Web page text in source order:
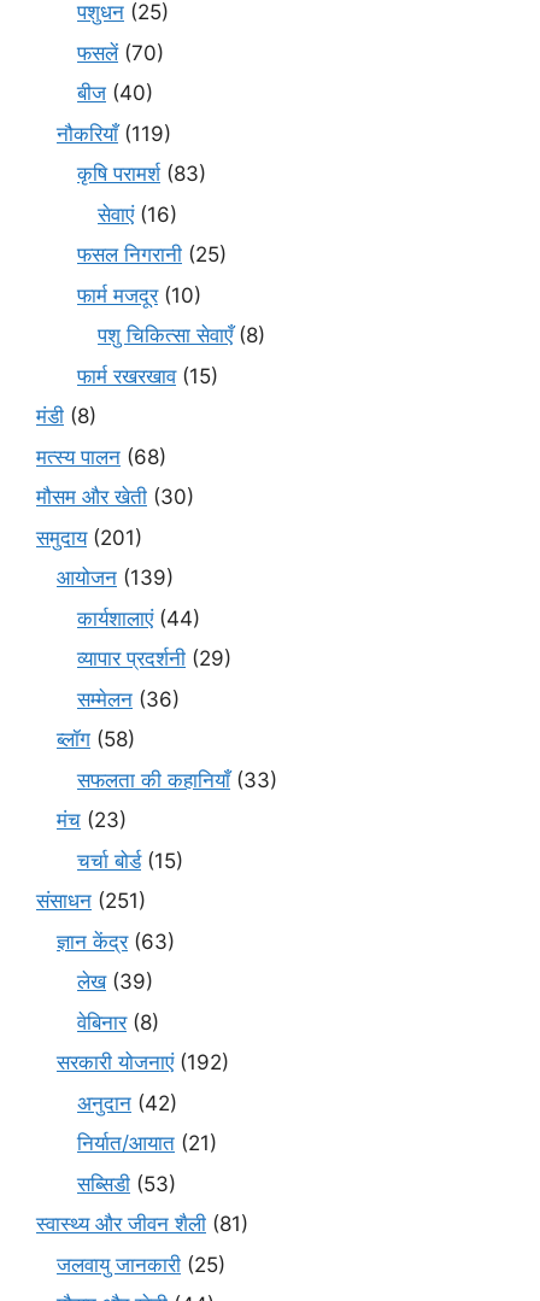
पशुधन (25)
फसलें(70)
बीज (40)
नौकरियाँ(119)
कृषि परामर्श(83)
सेवाएं(16)
फसल निगरानी (25)
फार्म मजदूर(10)
पशु चिकित्सा सेवाएँ(8)
फार्म रखरखाव(15)
मंडी (8)
मत्स्य पालन (68)
मौसम और खेती (30)
समुदाय(201)
आयोजन (139)
कार्यशालाएं(44)
व्यापार प्रदर्शनी (29)
सम्मेलन (36)
ब्लॉग (58)
सफलता की कहानियाँ(33)
मंच (23)
चर्चा बोर्ड(15)
संसाधन (251)
ज्ञान केंद्र(63)
लेख(39)
वेबिनार(8)
सरकारी योजनाएं(192)
अनुदान (42)
निर्यात/आयात (21)
सब्सिडी (53)
स्वास्थ्य और जीवन शैली (81)
जलवायु जानकारी (25)